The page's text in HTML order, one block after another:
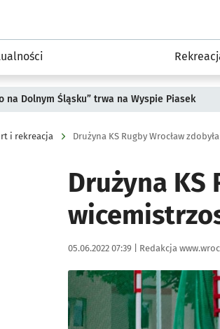
na Dolnym Śląsku” trwa na Wyspie Piasek
i rekreacja Drużyna KS Rugby Wrocław
Drużyna KS
Data publikacji:
05.06.2022 07:39 | Autor:
Redakcja
Kliknij, aby zobaczyć galerię